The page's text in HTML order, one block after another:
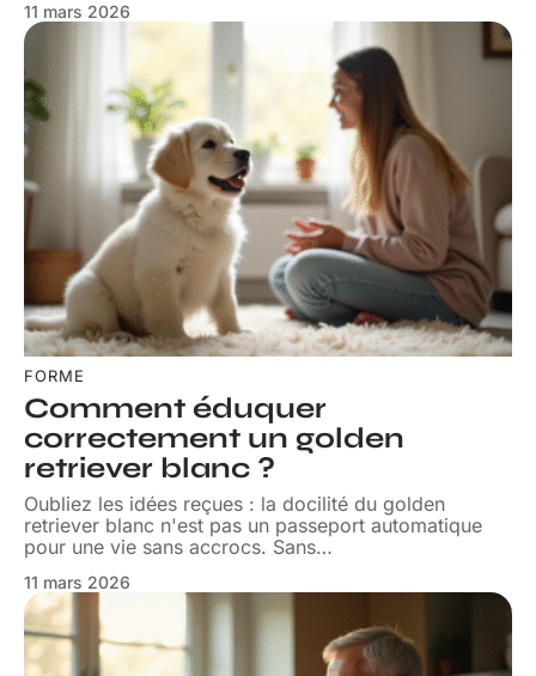
11 mars 2026
FORME
Comment éduquer
correctement un golden
retriever blanc ?
Oubliez les idées reçues : la docilité du golden
retriever blanc n'est pas un passeport automatique
pour une vie sans accrocs. Sans…
11 mars 2026